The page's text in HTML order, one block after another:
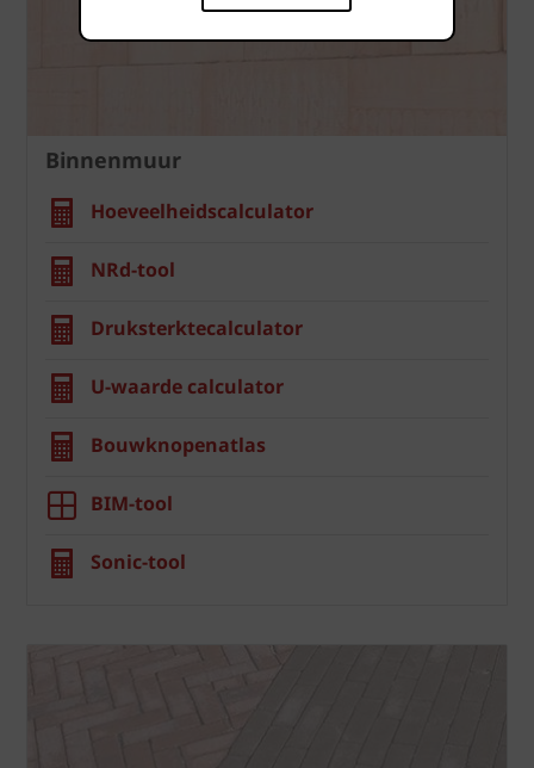
Binnenmuur
Hoeveelheidscalculator
NRd-tool
Druksterktecalculator
U-waarde calculator
Bouwknopenatlas
BIM-tool
Sonic-tool